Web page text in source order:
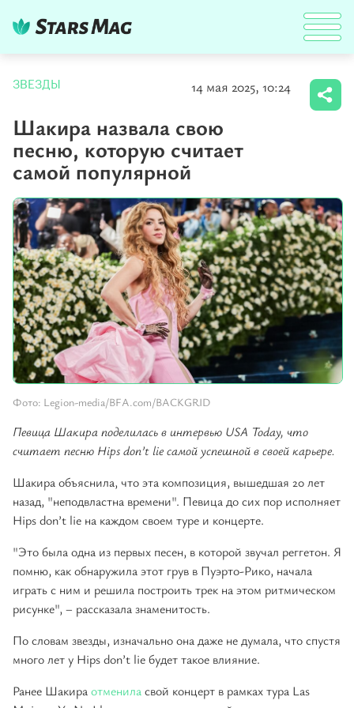
ЗВЕЗДЫ 14 мая 2025, 10:24
Шакира назвала свою
песню, которую считает
самой популярной
Фото: Legion-media/BFA.com/BACKGRID
Певица Шакира поделилась в интервью USA Today, что
считает песню Hips don’t lie самой успешной в своей карьере.
Шакира объяснила, что эта композиция, вышедшая 20 лет
назад, "неподвластна времени". Певица до сих пор исполняет
Hips don’t lie на каждом своем туре и концерте.
"Это была одна из первых песен, в которой звучал реггетон. Я
помню, как обнаружила этот грув в Пуэрто-Рико, начала
играть с ним и решила построить трек на этом ритмическом
рисунке", – рассказала знаменитость.
По словам звезды, изначально она даже не думала, что спустя
много лет у Hips don’t lie будет такое влияние.
Ранее Шакираотмениласвой концерт в рамках тура Las